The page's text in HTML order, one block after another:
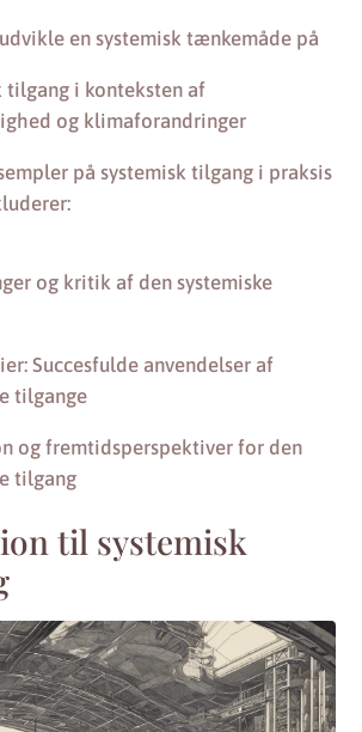
en systemisk tænkemåde på
tilgang i konteksten af
og klimaforandringer
på systemisk tilgang i praksis
og kritik af den systemiske
Succesfulde anvendelser af
tilgange
og fremtidsperspektiver for den
tilgang
til systemisk